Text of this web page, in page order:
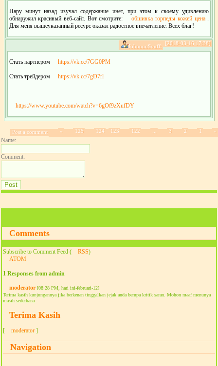
Пару минут назад изучал содержание инет, при этом к своему удивлению
обнаружил красивый веб-сайт. Вот смотрите:
обшивка торпеды кожей цена.
Для меня вышеуказанный ресурс оказал радостное впечатление. Всех благ!
[2018-03-16 17:38]
JohnuunSouff:
Стать партнером https://vk.cc/7GG0PM
Стать трейдером https://vk.cc/7gD7rl
https://www.youtube.com/watch?v=6gOf9zXufDY
«
1
2
3
122
123
124
125
»
Post a comment
Name:
Comment:
Comments
Subscribe to Comment Feed ( RSS)
ATOM
1 Responses from admin
moderator [08:28 PM, hari ini-februari-12]
Terima kasih kunjungannya jika berkenan tinggalkan jejak anda berupa kritik saran. Mohon maaf menunya
masih sederhana
Terima Kasih
[ moderator ]
Navigation